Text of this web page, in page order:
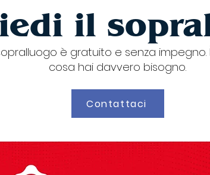
il
è gratuito e senza
cosa hai davvero bisogno.
Contattaci